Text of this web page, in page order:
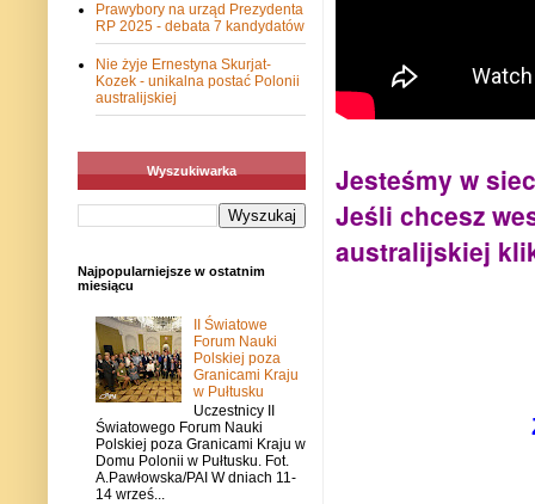
Jesteśmy w
Jeśli chcesz
australijskiej
Prawybory na urząd Prezydenta
RP 2025 - debata 7 kandydatów
Nie żyje Ernestyna Skurjat-
Kozek - unikalna postać Polonii
australijskiej
Wyszukiwarka
Najpopularniejsze w ostatnim
miesiącu
II Światowe
Forum Nauki
Polskiej poza
Granicami Kraju
w Pułtusku
Uczestnicy II
Światowego Forum Nauki
Polskiej poza Granicami Kraju w
Domu Polonii w Pułtusku. Fot.
A.Pawłowska/PAI W dniach 11-
14 wrześ...